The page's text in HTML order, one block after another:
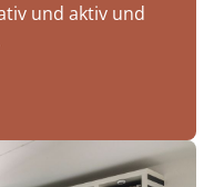
und aktiv und